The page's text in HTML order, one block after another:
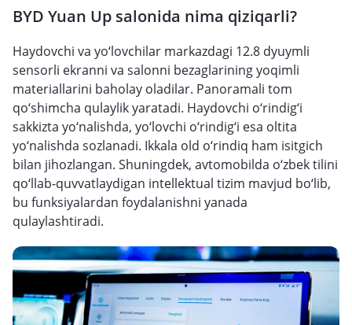
BYD Yuan Up salonida nima qiziqarli?
Haydovchi va yo‘lovchilar markazdagi 12.8 dyuymli
sensorli ekranni va salonni bezaglarining yoqimli
materiallarini baholay oladilar. Panoramali tom
qo‘shimcha qulaylik yaratadi. Haydovchi o‘rindig‘i
sakkizta yo‘nalishda, yo‘lovchi o‘rindig‘i esa oltita
yo‘nalishda sozlanadi. Ikkala old o‘rindiq ham isitgich
bilan jihozlangan. Shuningdek, avtomobilda o‘zbek tilini
qo‘llab-quvvatlaydigan intellektual tizim mavjud bo‘lib,
bu funksiyalardan foydalanishni yanada
qulaylashtiradi.